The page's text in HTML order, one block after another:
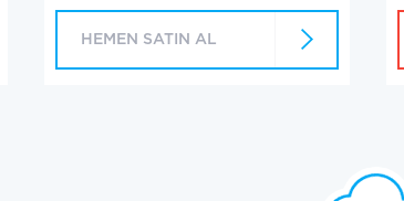
HEMEN SATIN AL